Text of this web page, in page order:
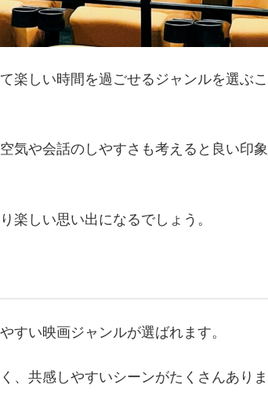
楽しい時間を過ごせるジャンルを選ぶこ
気や会話のしやすさも考えると良い印象
楽しい思い出になるでしょう。
すい映画ジャンルが選ばれます。
、共感しやすいシーンがたくさんありま